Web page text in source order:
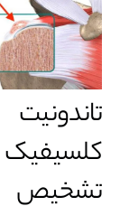
تاندونیت
تشخیص